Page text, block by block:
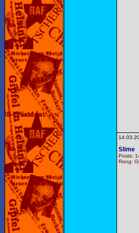
Slime
Posts:
Rang: